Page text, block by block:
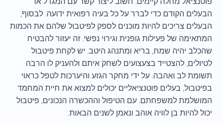
הבעלים הקודם כדי לברר על כל בעיה רפואית ידועה. לבסוף,
הבעלים צריכים להיות מוכנים לספק לפיטבול שלהם את הכמות
המתאימה של פעילות גופנית וגירוי נפשי. זה יעזור להבטיח
שהכלב יהיה שמח, בריא ומתנהג היטב. יש לקחת פיטבול
לטיולים, להצטייד בצעצועים לשחק איתם ולהעניק לו הרבה
תשומת לב ואהבה. על ידי מחקר הגזע והיערכות לטפל כראוי
בפיטבול, בעלים פוטנציאליים יכולים למצוא את חיית המחמד
המושלמת למשפחתם. עם הטיפול וההכשרה הנכונים, פיטבול
יכול להיות בן לוויה אוהב ונאמן לשנים הבאות.